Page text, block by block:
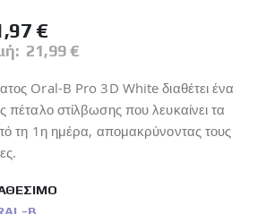
€
21,99 €
Oral-B Pro 3D White διαθέτει ένα
πέταλο στίλβωσης που λευκαίνει τα
τη 1η ημέρα, απομακρύνοντας τους